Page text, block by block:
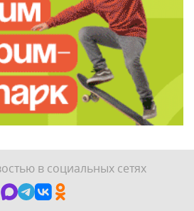
в социальных сетях